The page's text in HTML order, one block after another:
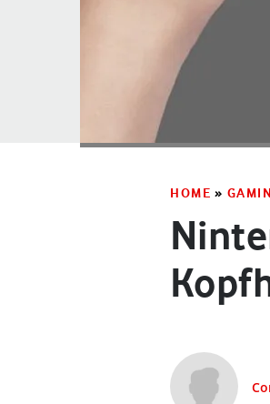
HOME »